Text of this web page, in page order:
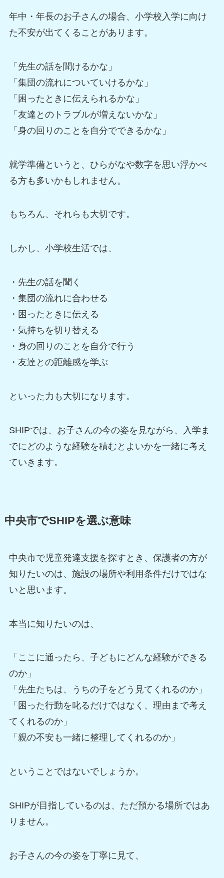
年中・年長のお子さんの場合、小学校入学に向け
た不安が出てくることがあります。
「先生の話を聞けるかな」
「集団の流れについていけるかな」
「困ったときに伝えられるかな」
「友達とのトラブルが増えないかな」
「身の回りのことを自分でできるかな」
就学準備というと、ひらがなや数字を思い浮かべ
る方も多いかもしれません。
もちろん、それらも大切です。
しかし、小学校生活では、
・先生の話を聞く
・集団の流れに合わせる
・困ったときに伝える
・気持ちを切り替える
・身の回りのことを自分で行う
・友達との距離感を学ぶ
といった力も大切になります。
SHIPでは、お子さんの今の姿を見ながら、入学ま
でにどのような経験を積むとよいかを一緒に考え
ていきます。
中央市でSHIPを選ぶ意味
中央市で児童発達支援を探すとき、保護者の方が
知りたいのは、施設の場所や利用条件だけではな
いと思います。
本当に知りたいのは、
「ここに通ったら、子どもにどんな経験ができる
のか」
「先生たちは、うちの子をどう見てくれるのか」
「困った行動を叱るだけではなく、理由まで考え
てくれるのか」
「親の不安も一緒に整理してくれるのか」
ということではないでしょうか。
SHIPが目指しているのは、ただ預かる場所ではあ
りません。
お子さんの今の姿を丁寧に見て、